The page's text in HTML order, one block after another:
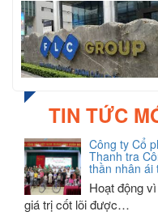
TIN TỨC
Công ty Cổ
Thanh tra
thần nhân ái
Hoạt động
giá trị cốt lõi được…